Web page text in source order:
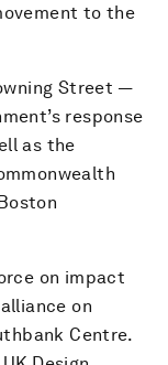
to the
Street —
response
as the
on impact
on
Centre.